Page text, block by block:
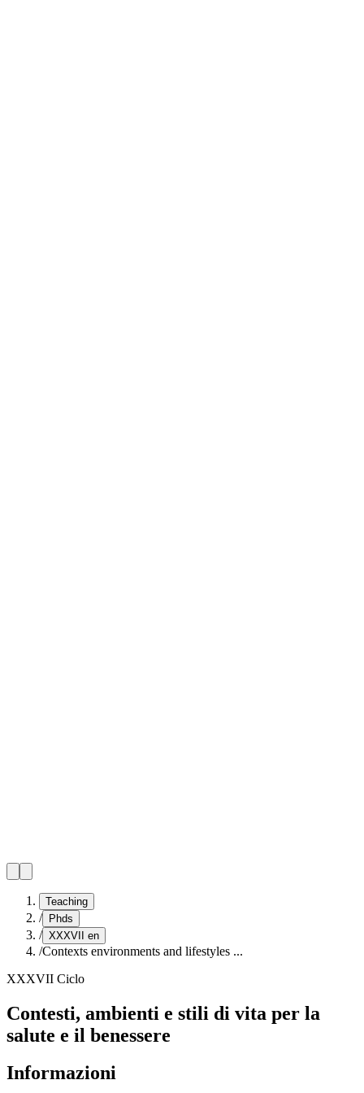
Teaching
/ Phds
/ XXXVII en
/Contexts environments and lifestyles ...
XXXVII Ciclo
Contesti, ambienti e stili di vita per la
salute e il benessere
Informazioni